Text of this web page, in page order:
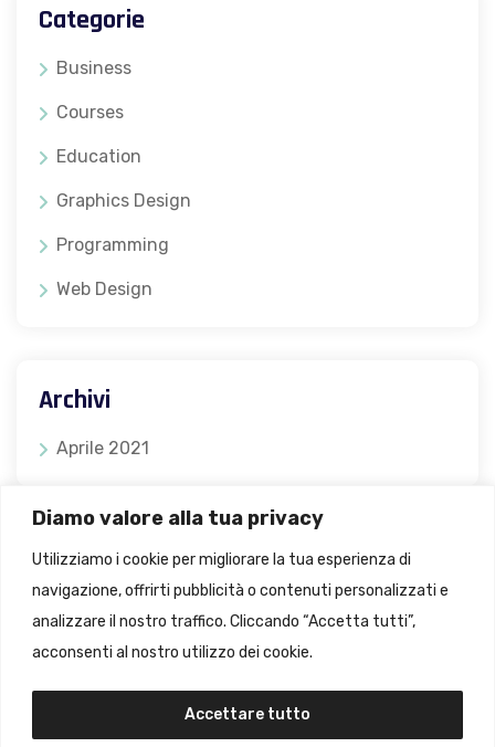
Diamo valore alla tua privacy
Utilizziamo i cookie per migliorare la tua esperienza di
navigazione, offrirti pubblicità o contenuti personalizzati e
analizzare il nostro traffico. Cliccando “Accetta tutti”,
acconsenti al nostro utilizzo dei cookie.
Accettare tutto
Categorie
Business
Courses
Education
Graphics Design
Programming
Web Design
Archivi
Aprile 2021
Meta
Feed dei contenuti
Feed dei commenti
WordPress.org